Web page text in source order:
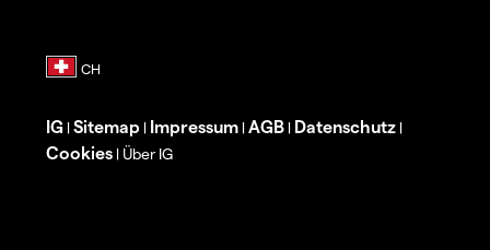
IG | Sitemap | Impressum | AGB | Datenschutz |
Cookies | Über IG